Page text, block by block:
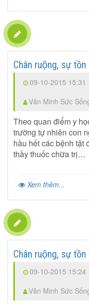
Chân ruộng, sự
09-10-2015 15:31
Văn Minh Sức
Theo quan điểm y
trường tự nhiên con
hầu hết các bệnh tật
thầy thuốc chữa trị…
Xem thêm...
Chân ruộng, sự
09-10-2015 15:24
Văn Minh Sức